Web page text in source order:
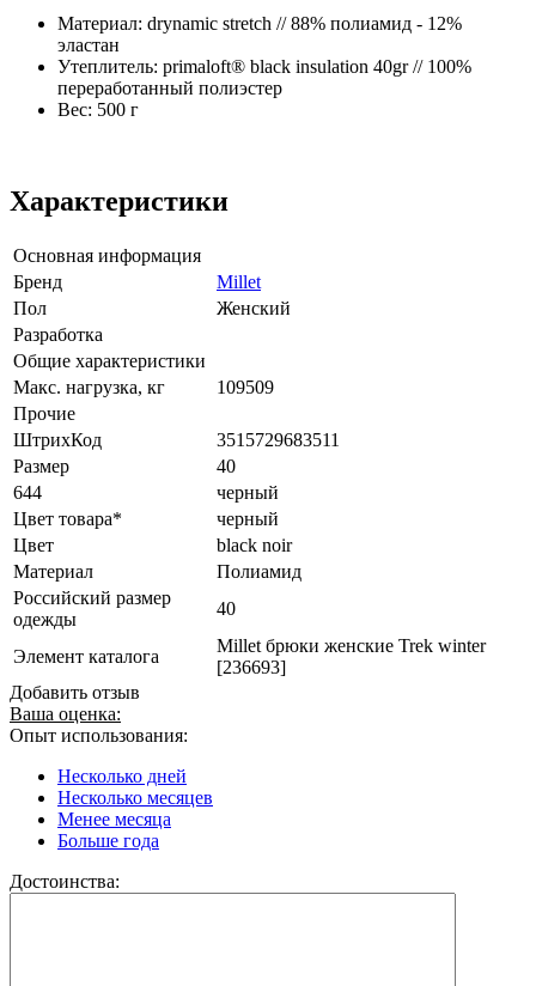
Материал: drynamic stretch // 88% полиамид - 12%
эластан
Утеплитель: primaloft® black insulation 40gr // 100%
переработанный полиэстер
Вес: 500 г
Характеристики
Основная информация
Бренд
Millet
Пол
Женский
Разработка
Общие характеристики
Макс. нагрузка, кг
109509
Прочие
ШтрихКод
3515729683511
Размер
40
644
черный
Цвет товара*
черный
Цвет
black noir
Материал
Полиамид
Российский размер
одежды
40
Элемент каталога
Millet брюки женские Trek winter
[236693]
Добавить отзыв
Ваша оценка:
Опыт использования:
Несколько дней
Несколько месяцев
Менее месяца
Больше года
Достоинства: